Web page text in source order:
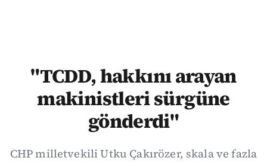
"TCDD, hakkını arayan
makinistleri sürgüne
gönderdi"
CHP milletvekili Utku Çakırözer, skala ve fazla